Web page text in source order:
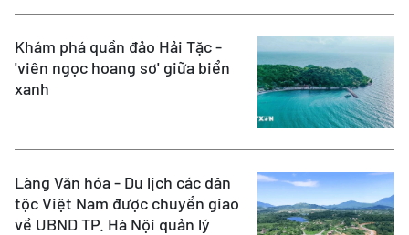
Khám phá quần đảo Hải Tặc -
'viên ngọc hoang sơ' giữa biển
xanh
Làng Văn hóa - Du lịch các dân
tộc Việt Nam được chuyển giao
về UBND TP. Hà Nội quản lý